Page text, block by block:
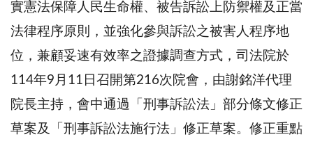
實憲法保障人民生命權、被告訴訟上防禦權及正當
法律程序原則，並強化參與訴訟之被害人程序地
位，兼顧妥速有效率之證據調查方式，司法院於
114年9月11日召開第216次院會，由謝銘洋代理
院長主持，會中通過「刑事訴訟法」部分條文修正
草案及「刑事訴訟法施行法」修正草案。修正重點